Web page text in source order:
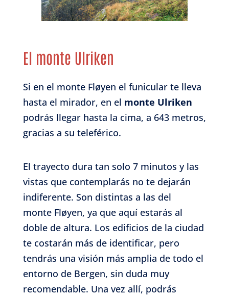
El monte Ulriken
Si en el monte Fløyen el funicular te lleva
hasta el mirador, en el monte Ulriken
podrás llegar hasta la cima, a 643 metros,
gracias a su teleférico.
El trayecto dura tan solo 7 minutos y las
vistas que contemplarás no te dejarán
indiferente. Son distintas a las del
monte Fløyen, ya que aquí estarás al
doble de altura. Los edificios de la ciudad
te costarán más de identificar, pero
tendrás una visión más amplia de todo el
entorno de Bergen, sin duda muy
recomendable. Una vez allí, podrás